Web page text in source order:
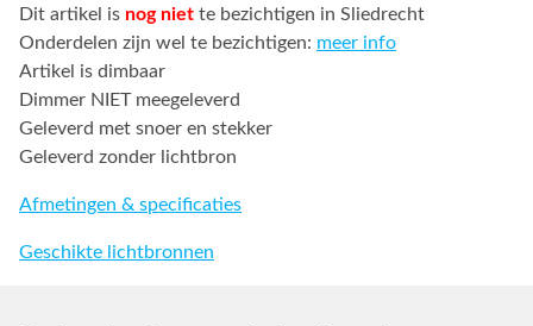
Dit artikel is nog niet te bezichtigen in Sliedrecht
Onderdelen zijn wel te bezichtigen: meer info
Artikel is dimbaar
Dimmer NIET meegeleverd
Geleverd met snoer en stekker
Geleverd zonder lichtbron
Afmetingen & specificaties
Geschikte lichtbronnen